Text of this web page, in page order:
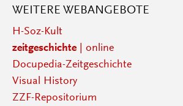
WEITERE WEBANGEBOTE
H-Soz-Kult
zeitgeschichte| online
Docupedia-Zeitgeschichte
Visual History
ZZF-Repositorium